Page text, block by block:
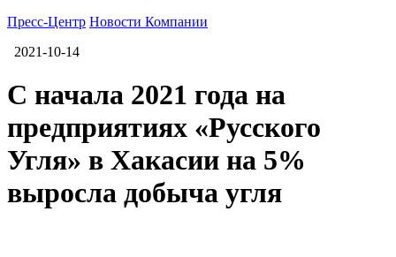
Пресс-Центр Новости Компании
2021-10-14
С начала 2021 года на
предприятиях «Русского
Угля» в Хакасии на 5%
выросла добыча угля